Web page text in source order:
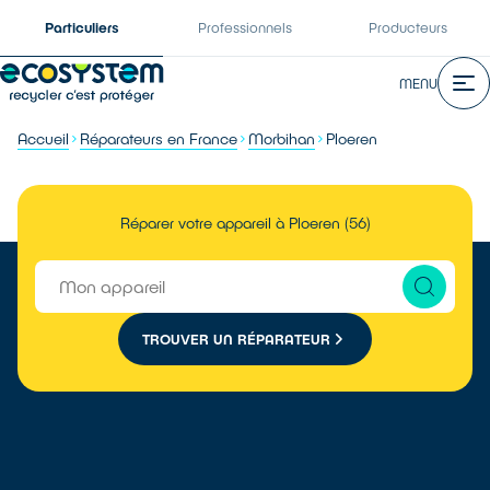
Particuliers Professionnels Producteurs
MENU
Accueil Réparateurs en France Morbihan Ploeren
Réparer votre appareil à Ploeren (56)
TROUVER UN RÉPARATEUR